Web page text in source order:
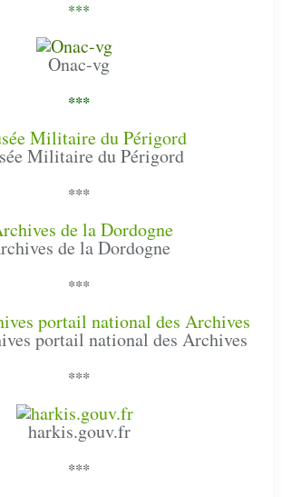
***
Onac-vg
***
Militaire du Périgord
***
de la Dordogne
***
portail national des Archives
***
harkis.gouv.fr
***